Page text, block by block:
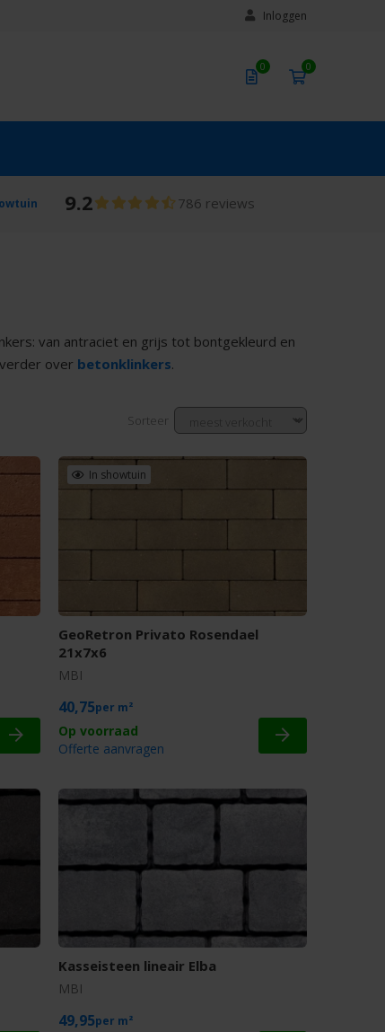
Inloggen
0 0
9.2 786 reviews
van antraciet en grijs tot bontgekleurd en
over betonklinkers.
Sorteer
In showtuin
GeoRetron Privato Rosendael
21x7x6
MBI
40,75 m²
Offerte aanvragen
Kasseisteen lineair Elba
MBI
49,95 m²